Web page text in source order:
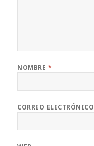
NOMBRE *
CORREO ELECTRÓNICO